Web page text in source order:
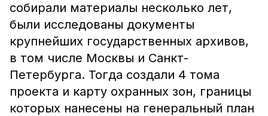
собирали материалы несколько лет,
были исследованы документы
крупнейших государственных архивов,
в том числе Москвы и Санкт-
Петербурга. Тогда создали 4 тома
проекта и карту охранных зон, границы
которых нанесены на генеральный план